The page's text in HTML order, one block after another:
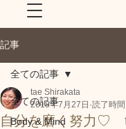
記事
全ての記事
Body & Mind
全ての記事
自分を磨く努力♡
tae Shirakata
2018年7月27日 読了時